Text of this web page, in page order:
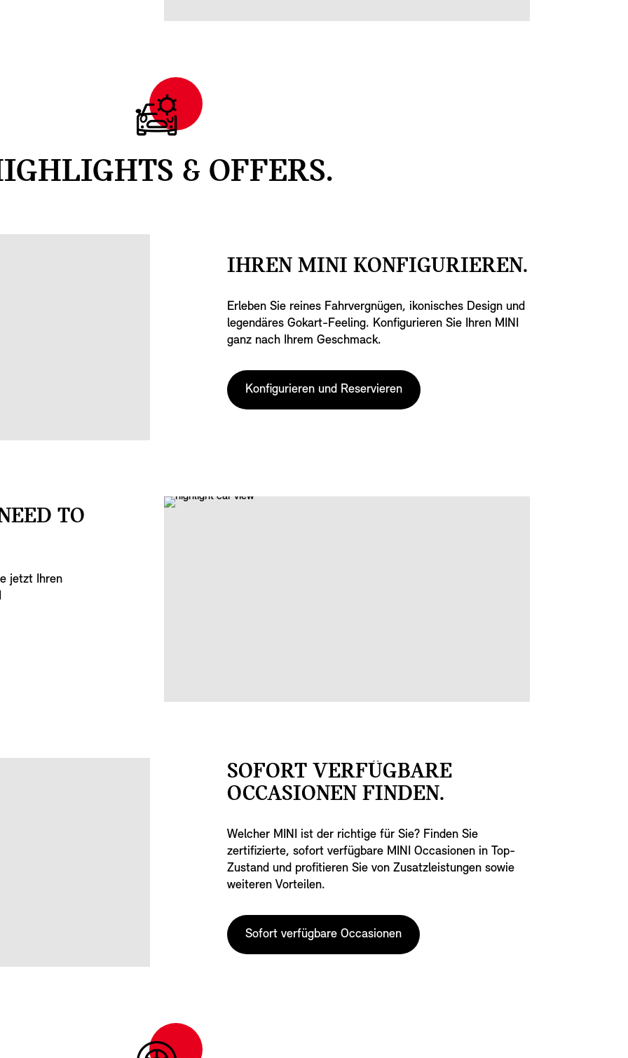
& OFFERS.
IHREN MINI KONFIGURIEREN.
Erleben Sie reines Fahrvergnügen, ikonisches Design und
legendäres Gokart-Feeling. Konfigurieren Sie Ihren MINI
ganz nach Ihrem Geschmack.
Konfigurieren und Reservieren
TO
jetzt Ihren
SOFORT VERFÜGBARE
OCCASIONEN FINDEN.
Welcher MINI ist der richtige für Sie? Finden Sie
zertifizierte, sofort verfügbare MINI Occasionen in Top-
Zustand und profitieren Sie von Zusatzleistungen sowie
weiteren Vorteilen.
Sofort verfügbare Occasionen